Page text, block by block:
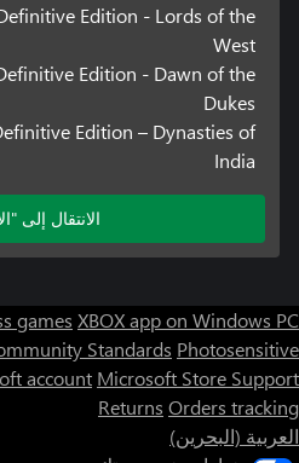
Edition - Lords of the
West
Edition - Dawn of the
Dukes
Edition – Dynasties of
India
الانتقال إلى
games XBOX app on Windows PC
Standards Photosensitive
account Microsoft Store Support
Returns Orders tracking
العربية (البحرين)